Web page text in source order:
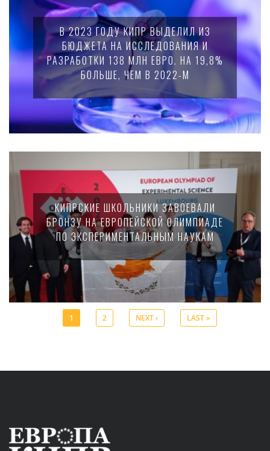
В 2023 ГОДУ КИПР ВЫДЕЛИЛ ИЗ
БЮДЖЕТА НА ИССЛЕДОВАНИЯ И
РАЗРАБОТКИ 138 МЛН ЕВРО. НА 19,8%
БОЛЬШЕ, ЧЕМ В 2022-М
КИПРСКИЕ ШКОЛЬНИКИ ЗАВОЕВАЛИ
БРОНЗУ НА ЕВРОПЕЙСКОЙ ОЛИМПИАДЕ
ПО ЭКСПЕРИМЕНТАЛЬНЫМ НАУКАМ
1 2 NEXT › LAST »